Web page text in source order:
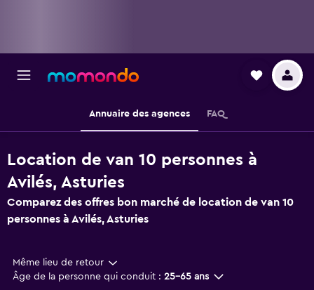
Annuaire des agences FAQ
Location de van 10 personnes à
Avilés, Asturies
Comparez des offres bon marché de location de van 10
personnes à Avilés, Asturies
Même lieu de retour
Âge de la personne qui conduit : 25-65 ans